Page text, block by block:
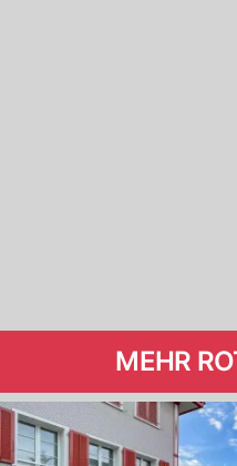
MEHR